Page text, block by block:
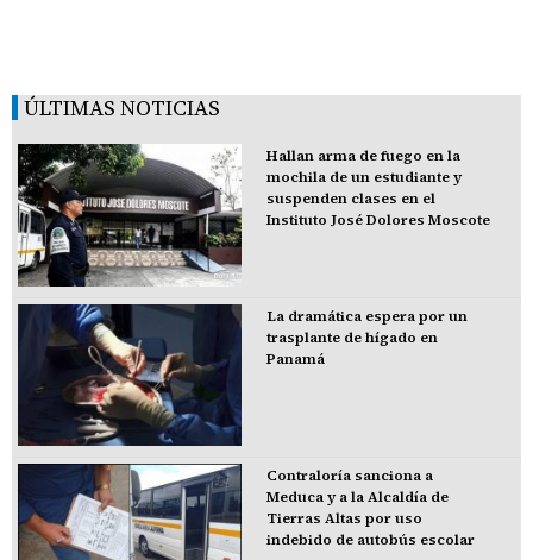
ÚLTIMAS NOTICIAS
Hallan arma de fuego en la
mochila de un estudiante y
suspenden clases en el
Instituto José Dolores Moscote
La dramática espera por un
trasplante de hígado en
Panamá
Contraloría sanciona a
Meduca y a la Alcaldía de
Tierras Altas por uso
indebido de autobús escolar